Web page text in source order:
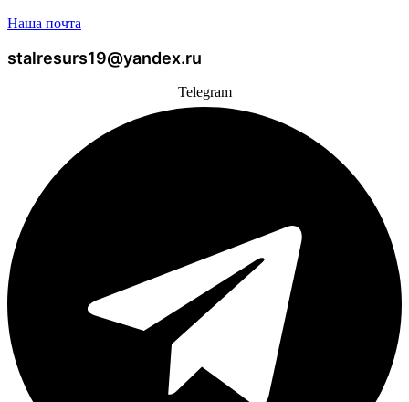
Наша почта
stalresurs19@yandex.ru
Telegram